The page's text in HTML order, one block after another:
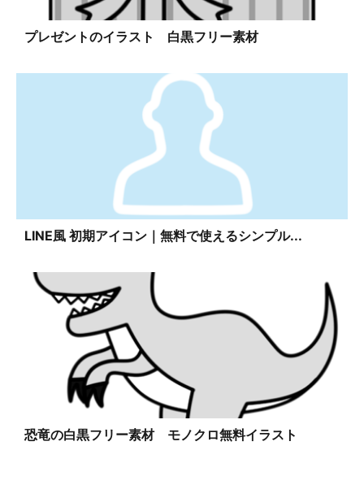
プレゼントのイラスト 白黒フリー素材
LINE風 初期アイコン｜無料で使えるシンプル...
恐竜の白黒フリー素材 モノクロ無料イラスト